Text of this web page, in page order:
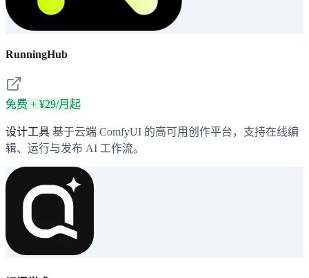
RunningHub
免费 + ¥29/月起
设计工具 基于云端 ComfyUI 的高可用创作平台，支持在线编
辑、运行与发布 AI 工作流。